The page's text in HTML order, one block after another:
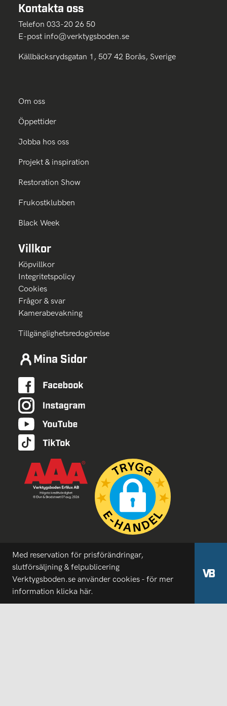
Kontakta oss
Telefon 033-20 26 50
E-post info@verktygsboden.se
Källbäcksrydsgatan 1, 507 42 Borås, Sverige
Om oss
Öppettider
Jobba hos oss
Projekt & inspiration
Restoration Show
Frukostklubben
Black Week
Villkor
Köpvillkor
Integritetspolicy
Cookies
Frågor & svar
Kamerabevakning
Tillgänglighetsredogörelse
Mina Sidor
Med reservation för prisförändringar,
slutförsäljning & felpublicering
Verktygsboden.se använder cookies - för mer
information klicka här.